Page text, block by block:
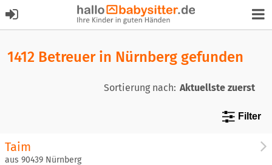
1412 Betreuer in Nürnberg gefunden
Sortierung nach:
Filter
Taim
aus 90439 Nürnberg